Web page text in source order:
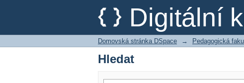
Digitální
Hledat
Domovská stránka DSpace → Pedagogická
Hledat